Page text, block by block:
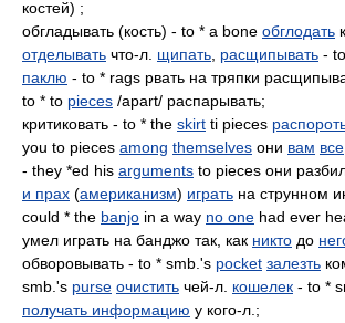
костей) ;
обгладывать (кость) - to * a bone обглодать
отделывать что-л. щипать расщипывать -
паклю - to * rags рвать на тряпки
to * to pieces /apart/ распарывать;
критиковать - to * the skirt ti pieces
you to pieces among themselves они вам все
- they *ed his arguments to pieces они
и прах (американизм) играть на струнном
could * the banjo in a way no one had ever
умел играть на банджо так, как никто до
обворовывать - to * smb.'s pocket залезть
smb.'s purse очистить чей-л. кошелек - to *
получать информацию у кого-л.;